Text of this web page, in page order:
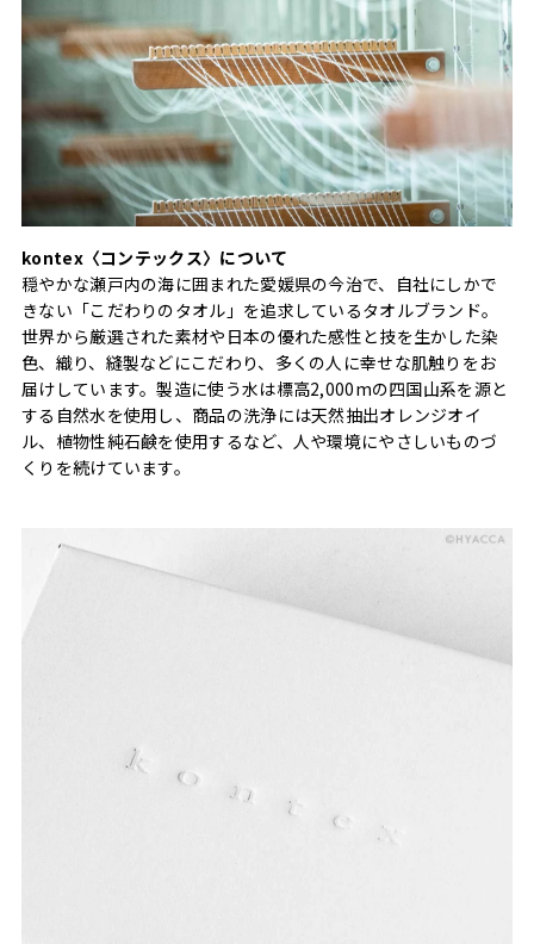
kontex〈コンテックス〉について
穏やかな瀬戸内の海に囲まれた愛媛県の今治で、自社にしかで
きない「こだわりのタオル」を追求しているタオルブランド。
世界から厳選された素材や日本の優れた感性と技を生かした染
色、織り、縫製などにこだわり、多くの人に幸せな肌触りをお
届けしています。製造に使う水は標高2,000mの四国山系を源と
する自然水を使用し、商品の洗浄には天然抽出オレンジオイ
ル、植物性純石鹸を使用するなど、人や環境にやさしいものづ
くりを続けています。